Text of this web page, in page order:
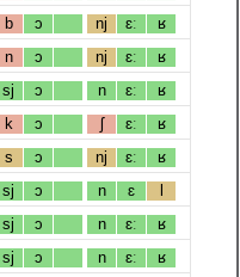
b ɔ nj ɛː
ʁ
n ɔ nj ɛː
ʁ
sj ɔ n ɛː
ʁ
k ɔ ʃ ɛː
ʁ
s ɔ nj ɛː
ʁ
sj ɔ n ɛ l
sj ɔ n ɛː ʁ
sj ɔ n ɛː
ʁ